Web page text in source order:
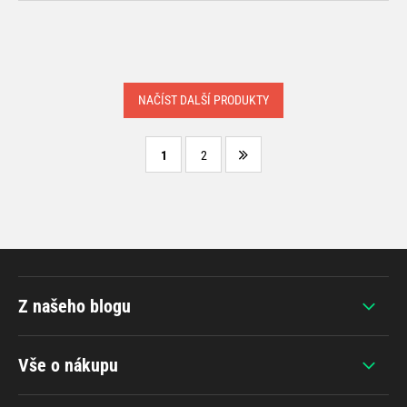
NAČÍST DALŠÍ PRODUKTY
1 2
Vše o nákupu
Z našeho blogu